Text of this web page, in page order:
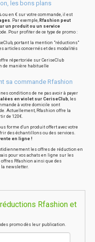
les bons plans
ou en € sur votre commande, il est
. Par exemple, Rfashion peut
un produit ou un service
Pour profiter de ce type de promo :
portant la mention "réductions"
articles concernés et des modalités
répertoriée sur CeriseClub
de manière habituelle
sa commande Rfashion
conditions de ne pas avoir à payer
en violet sur CeriseClub, les
à votre domicile sont
Actuellement, Rfashion offre la
de 120€.
forme d'un produit offert avec votre
des échantillons ou des services.
en ligne !
les offres de réduction en
pour vos achats en ligne sur les
Rfashion ainsi que des
la newsletter.
Rfashion et
promo dès leur publication.